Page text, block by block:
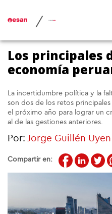
/
Los principales
economía
La incertidumbre política y la
son dos de los retos
el próximo año para lograr un
al de las gestiones anteriores.
Por: Jorge Guillén Uyen
Compartir en: